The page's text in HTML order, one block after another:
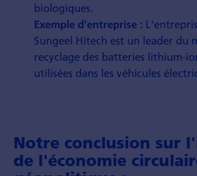
biologiques.
Exemple d'entreprise :
Sungeel Hitech est un leader du
recyclage des batteries lithium-
utilisées dans les véhicules
Notre conclusion sur
de l'économie